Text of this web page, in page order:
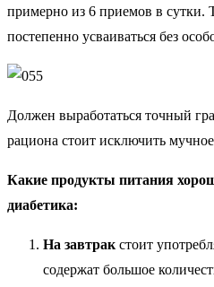
примерно из 6 приемов в сутки.
постепенно усваиваться без
Должен выработаться точный
рациона стоит исключить
Какие продукты питания
диабетика:
На завтрак стоит
содержат большое